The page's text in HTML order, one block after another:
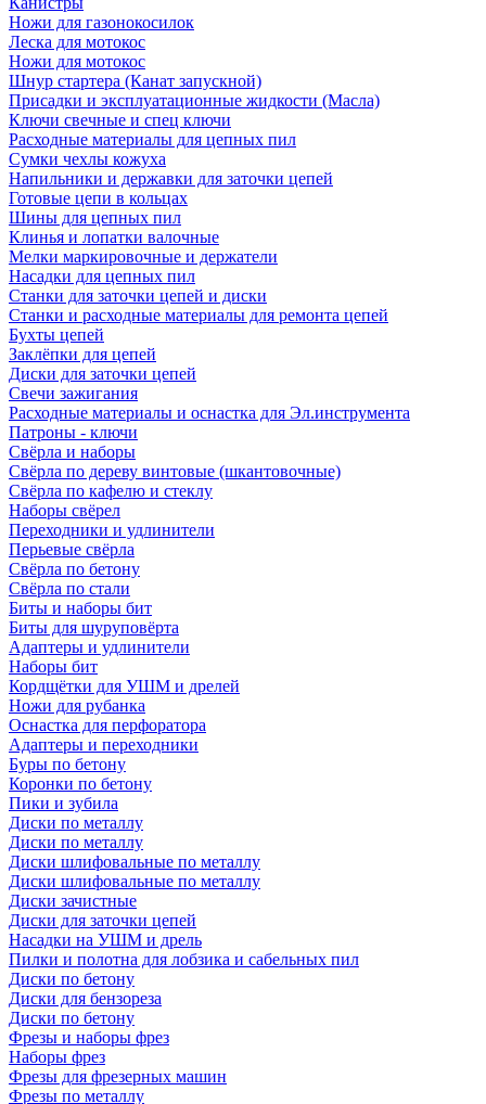
Ножи для газонокосилок
Леска для мотокос
Ножи для мотокос
Шнур стартера (Канат запускной)
Присадки и эксплуатационные жидкости (Масла)
Ключи свечные и спец ключи
Расходные материалы для цепных пил
Сумки чехлы кожуха
Напильники и державки для заточки цепей
Готовые цепи в кольцах
Шины для цепных пил
Клинья и лопатки валочные
Мелки маркировочные и держатели
Насадки для цепных пил
Станки для заточки цепей и диски
Станки и расходные материалы для ремонта цепей
Бухты цепей
Заклёпки для цепей
Диски для заточки цепей
Свечи зажигания
Расходные материалы и оснастка для Эл.инструмента
Патроны - ключи
Свёрла и наборы
Свёрла по дереву винтовые (шкантовочные)
Свёрла по кафелю и стеклу
Наборы свёрел
Переходники и удлинители
Перьевые свёрла
Свёрла по бетону
Свёрла по стали
Биты и наборы бит
Биты для шуруповёрта
Адаптеры и удлинители
Наборы бит
Кордщётки для УШМ и дрелей
Ножи для рубанка
Оснастка для перфоратора
Адаптеры и переходники
Буры по бетону
Коронки по бетону
Пики и зубила
Диски по металлу
Диски по металлу
Диски шлифовальные по металлу
Диски шлифовальные по металлу
Диски зачистные
Диски для заточки цепей
Насадки на УШМ и дрель
Пилки и полотна для лобзика и сабельных пил
Диски по бетону
Диски для бензореза
Диски по бетону
Фрезы и наборы фрез
Наборы фрез
Фрезы для фрезерных машин
Фрезы по металлу